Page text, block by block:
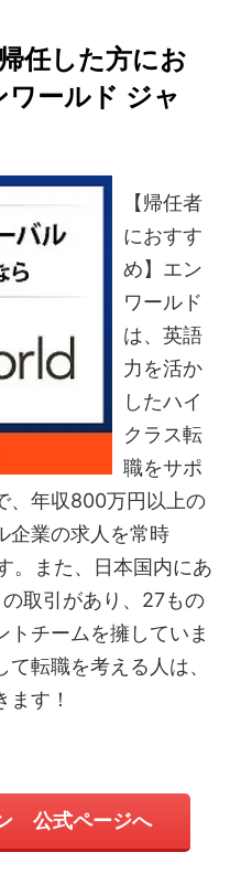
任した方にお
ールド ジャ
【帰任者
におすす
め】エン
ワールド
は、英語
力を活か
したハイ
クラス転
職をサポ
、年収800万円以上の
企業の求人を常時
。また、日本国内にあ
取引があり、27もの
トチームを擁していま
転職を考える人は、
す！
公式ページへ